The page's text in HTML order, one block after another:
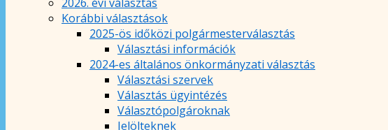
Korábbi választások
2025-ös időközi polgármesterválasztás
Választási információk
2024-es általános önkormányzati választás
Választási szervek
Választás ügyintézés
Választópolgároknak
Jelölteknek